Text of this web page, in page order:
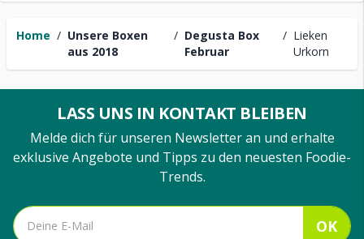
Home / Unsere Boxen
aus 2018
/ Degusta Box
Februar
/ Lieken
Urkorn
LASS UNS IN KONTAKT BLEIBEN
Melde dich für unseren Newsletter an und erhalte
exklusive Angebote und Tipps zu den neuesten Foodie-
Trends.
OK